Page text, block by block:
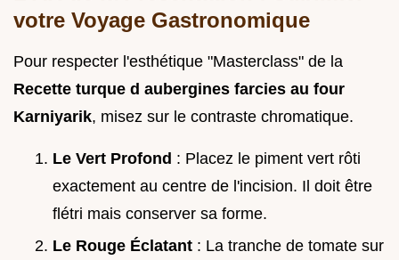
votre Voyage Gastronomique
Pour respecter l'esthétique "Masterclass" de la
Recette turque d aubergines farcies au four
Karniyarik, misez sur le contraste chromatique.
Le Vert Profond : Placez le piment vert rôti
exactement au centre de l'incision. Il doit être
flétri mais conserver sa forme.
Le Rouge Éclatant : La tranche de tomate sur